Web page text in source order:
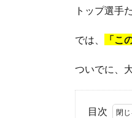
トップ選手
では、 「こ
ついでに、
目次